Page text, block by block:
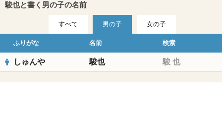
駿也と書く男の子の名前
すべて 男の子 女の子
ふりがな 名前 検索
しゅんや 駿也 駿 也